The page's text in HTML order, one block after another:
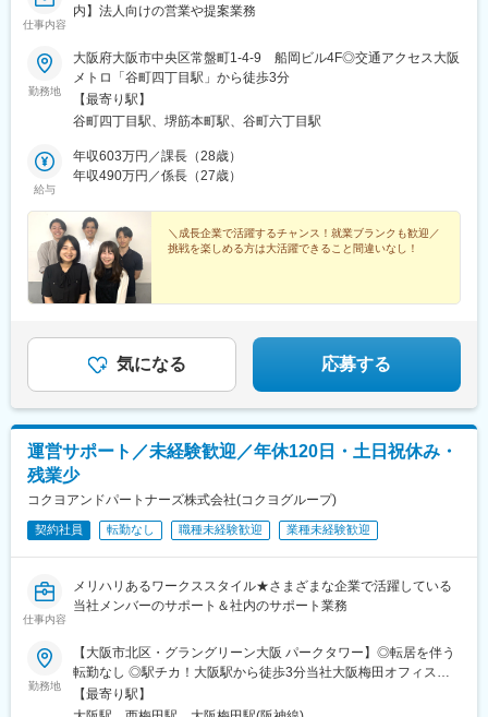
仕事内容
内】法人向けの営業や提案業務
勤務地
大阪府大阪市中央区常盤町1-4-9 船岡ビル4F◎交通アクセス大阪
メトロ「谷町四丁目駅」から徒歩3分
【最寄り駅】
谷町四丁目駅、堺筋本町駅、谷町六丁目駅
給与
年収603万円／課長（28歳）
年収490万円／係長（27歳）
＼成長企業で活躍するチャンス！就業ブランクも歓迎／
挑戦を楽しめる方は大活躍できること間違いなし！
気になる 応募する
運営サポート／未経験歓迎／年休120日・土日祝休み・
残業少
コクヨアンドパートナーズ株式会社(コクヨグループ)
契約社員 転勤なし 職種未経験歓迎 業種未経験歓迎
仕事内容
メリハリあるワークススタイル★さまざまな企業で活躍している
当社メンバーのサポート＆社内のサポート業務
勤務地
【大阪市北区・グラングリーン大阪 パークタワー】◎転居を伴う
転勤なし ◎駅チカ！大阪駅から徒歩3分当社大阪梅田オフィスを
拠点に、スケジュールに合わせて本町・京橋・梅田などのお客様
先に移動し勤務いただきます。★★「働きやすさ」も当社の自慢
【最寄り駅】